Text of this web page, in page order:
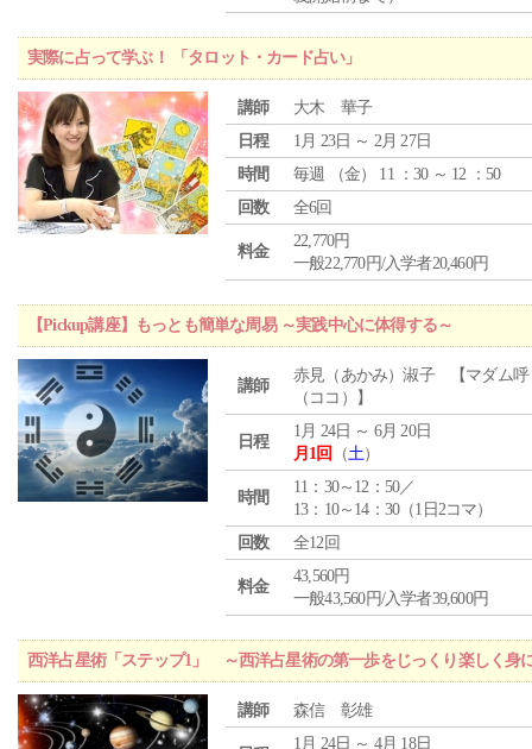
実際に占って学ぶ！ 「タロット・カード占い」
講師
大木 華子
日程
1月 23日 ～ 2月 27日
時間
毎週 （金） 11 ：30 ～ 12 ：50
回数
全6回
料金
22,770円
一般22,770円/入学者20,460円
【Pickup講座】もっとも簡単な周易 ～実践中心に体得する～
講師
赤見（あかみ）淑子 【マダム呼
（ココ）】
日程
1月 24日 ～ 6月 20日
月1回
（土）
時間
11：30～12：50／
13：10～14：30（1日2コマ）
回数
全12回
料金
43,560円
一般43,560円/入学者39,600円
西洋占星術「ステップ1」 ～西洋占星術の第一歩をじっくり楽しく身
講師 森信 彰雄
1月 24日 ～ 4月 18日